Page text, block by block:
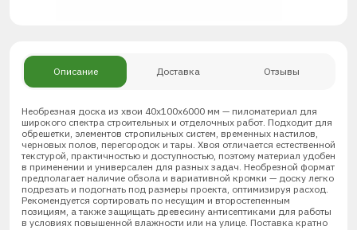
Описание Доставка Отзывы
Необрезная доска из хвои 40х100х6000 мм — пиломатериал для
широкого спектра строительных и отделочных работ. Подходит для
обрешетки, элементов стропильных систем, временных настилов,
черновых полов, перегородок и тары. Хвоя отличается естественной
текстурой, практичностью и доступностью, поэтому материал удобен
в применении и универсален для разных задач. Необрезной формат
предполагает наличие обзола и вариативной кромки — доску легко
подрезать и подогнать под размеры проекта, оптимизируя расход.
Рекомендуется сортировать по несущим и второстепенным
позициям, а также защищать древесину антисептиками для работы
в условиях повышенной влажности или на улице. Поставка кратно